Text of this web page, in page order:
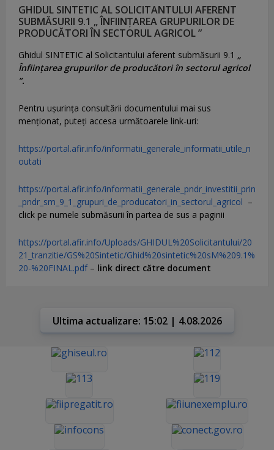
GHIDUL SINTETIC AL SOLICITANTULUI AFERENT
SUBMĂSURII 9.1 „ ÎNFIINȚAREA GRUPURILOR DE
PRODUCĂTORI ÎN SECTORUL AGRICOL ”
Ghidul SINTETIC al Solicitantului aferent submăsurii 9.1 „
Înființarea grupurilor de producători în sectorul agricol
”.
Pentru uşurinţa consultării documentului mai sus
menţionat, puteţi accesa următoarele link-uri:
https://portal.afir.info/informatii_generale_informatii_utile_n
outati
https://portal.afir.info/informatii_generale_pndr_investitii_prin
_pndr_sm_9_1_grupuri_de_producatori_in_sectorul_agricol –
click pe numele submăsurii în partea de sus a paginii
https://portal.afir.info/Uploads/GHIDUL%20Solicitantului/20
21_tranzitie/GS%20Sintetic/Ghid%20sintetic%20sM%209.1%
20-%20FINAL.pdf– link direct către document
Ultima actualizare: 15:02 | 4.08.2026